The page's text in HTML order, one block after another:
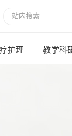
护理 教学科